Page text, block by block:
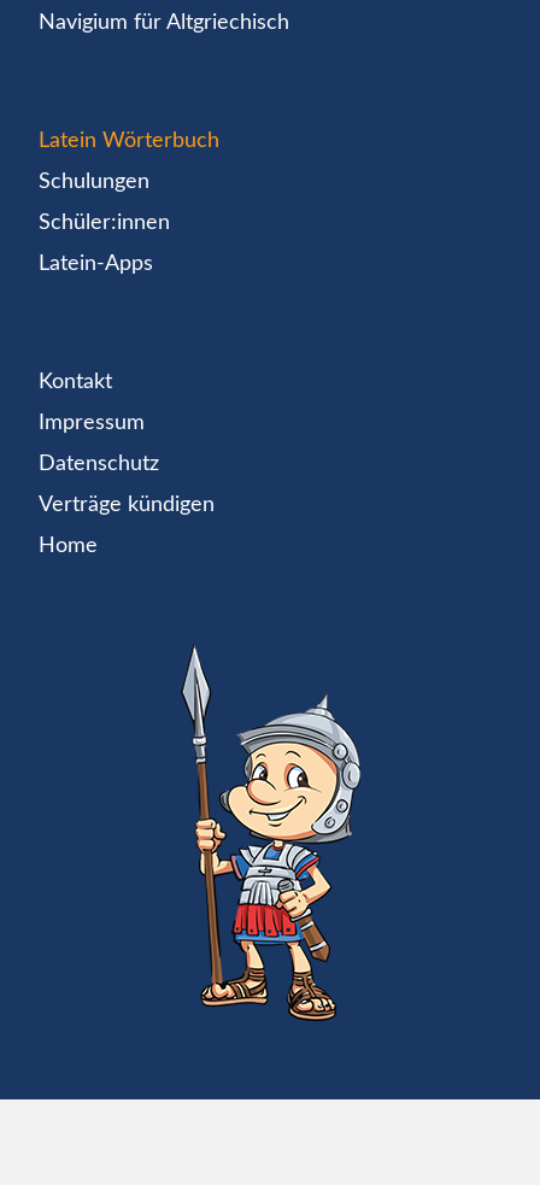
Navigium für Altgriechisch
Latein Wörterbuch
Schulungen
Schüler:innen
Latein-Apps
Kontakt
Impressum
Datenschutz
Verträge kündigen
Home